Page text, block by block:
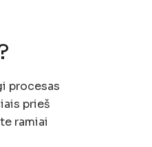
procesas
prieš
ramiai